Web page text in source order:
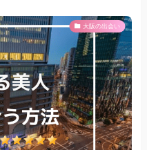
大阪の出会い